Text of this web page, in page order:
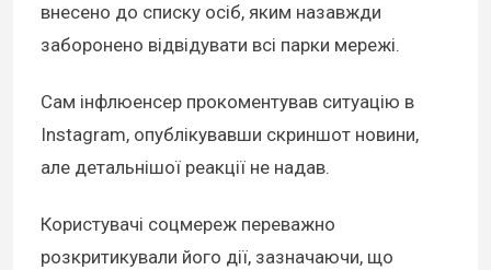
внесено до списку осіб, яким назавжди
заборонено відвідувати всі парки мережі.
Сам інфлюенсер прокоментував ситуацію в
Instagram, опублікувавши скриншот новини,
але детальнішої реакції не надав.
Користувачі соцмереж переважно
розкритикували його дії, зазначаючи, що